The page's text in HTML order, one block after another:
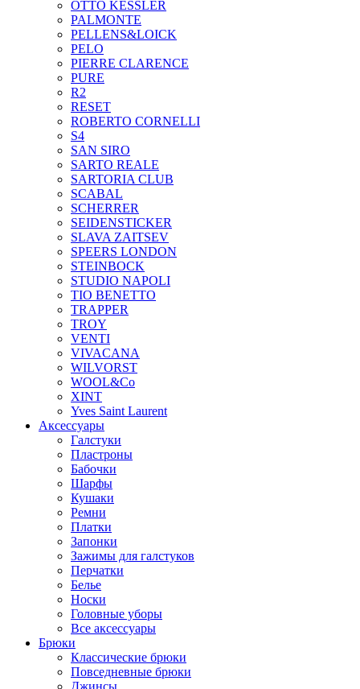
OTTO KESSLER
PALMONTE
PELLENS&LOICK
PELO
PIERRE CLARENCE
PURE
R2
RESET
ROBERTO CORNELLI
S4
SAN SIRO
SARTO REALE
SARTORIA CLUB
SCABAL
SCHERRER
SEIDENSTICKER
SLAVA ZAITSEV
SPEERS LONDON
STEINBOCK
STUDIO NAPOLI
TIO BENETTO
TRAPPER
TROY
VENTI
VIVACANA
WILVORST
WOOL&Co
XINT
Yves Saint Laurent
Аксессуары
Галстуки
Пластроны
Бабочки
Шарфы
Кушаки
Ремни
Платки
Запонки
Зажимы для галстуков
Перчатки
Белье
Носки
Головные уборы
Все аксессуары
Брюки
Классические брюки
Повседневные брюки
Джинсы